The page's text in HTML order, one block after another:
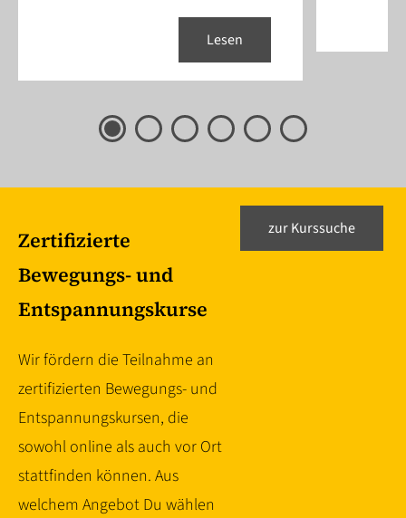
Lesen
Zertifizierte
Bewegungs- und
Entspannungskurse
Wir fördern die Teilnahme an
zertifizierten Bewegungs- und
Entspannungskursen, die
sowohl online als auch vor Ort
stattfinden können. Aus
welchem Angebot Du wählen
zur Kurssuche